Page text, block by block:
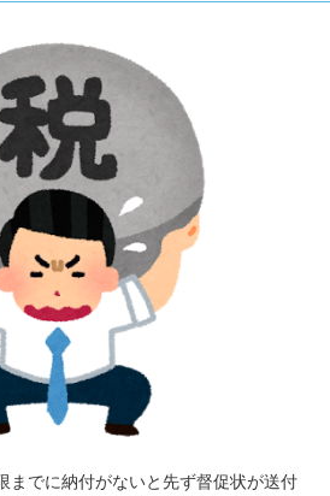
までに納付がないと先ず督促状が送付